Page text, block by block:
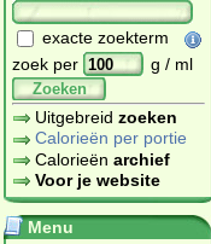
exacte zoekterm
zoek per
g / ml
Zoeken
Uitgebreid zoeken
Calorieën per portie
Calorieën archief
Voor je website
Menu